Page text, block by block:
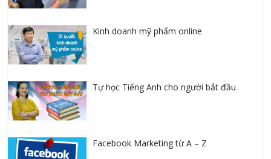
Kinh doanh mỹ phẩm online
Tự học Tiếng Anh cho người bắt đầu
Facebook Marketing từ A – Z